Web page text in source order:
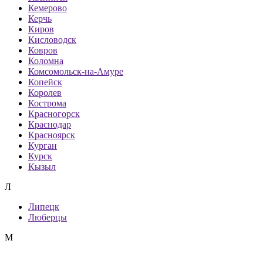
Кемерово
Керчь
Киров
Кисловодск
Ковров
Коломна
Комсомольск-на-Амуре
Копейск
Королев
Кострома
Красногорск
Краснодар
Красноярск
Курган
Курск
Кызыл
Л
Липецк
Люберцы
М